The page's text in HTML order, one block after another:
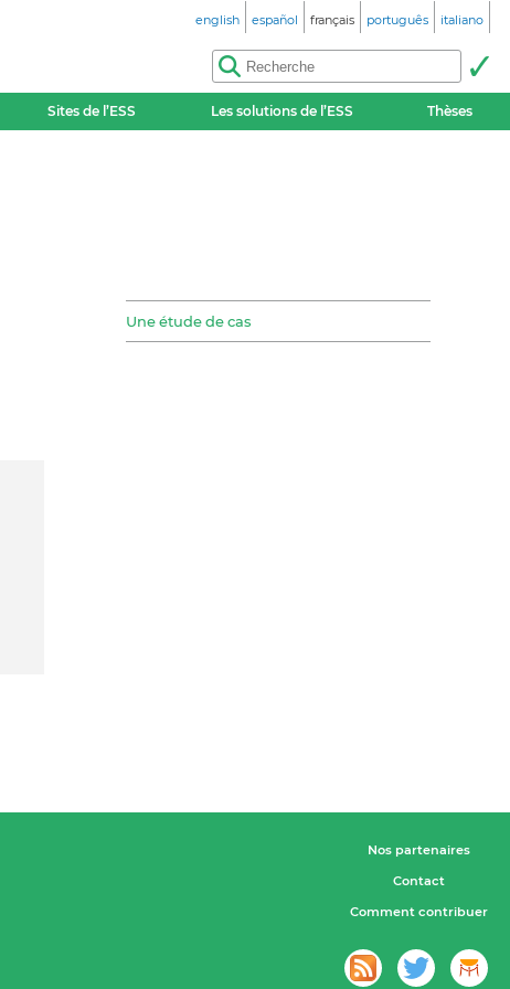
english español français português italiano
Sites de l’ESS Les solutions de l’ESS Thèses
Une étude de cas
Nos partenaires
Contact
Comment contribuer